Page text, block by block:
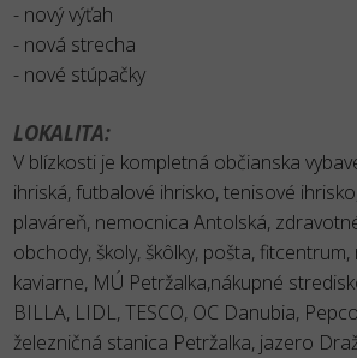
- nový výťah
- nová strecha
- nové stúpačky
LOKALITA:
V blízkosti je kompletná občianska
ihriská, futbalové ihrisko, tenisové
plaváreň, nemocnica Antolská,
obchody, školy, škôlky, pošta,
kaviarne, MÚ Petržalka,nákupné
BILLA, LIDL, TESCO, OC Danubia,
železničná stanica Petržalka, jazero